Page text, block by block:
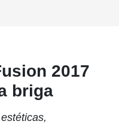
2017
briga